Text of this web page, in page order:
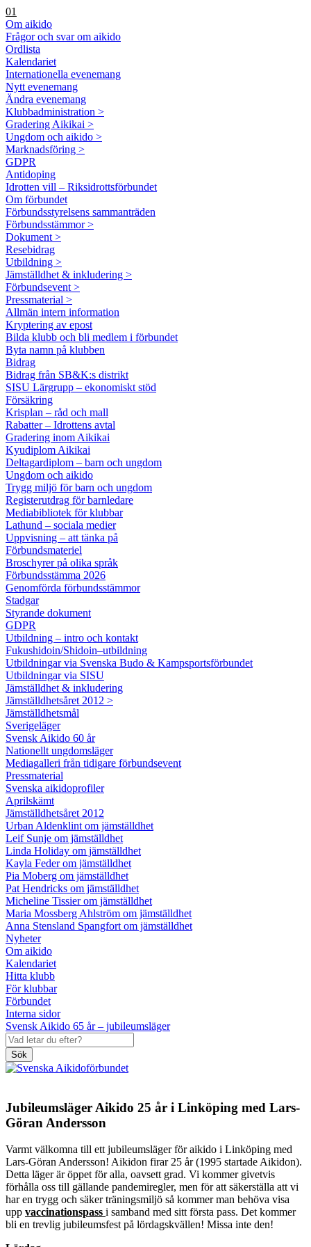
01
Om aikido
Frågor och svar om aikido
Ordlista
Kalendariet
Internationella evenemang
Nytt evenemang
Ändra evenemang
Klubbadministration >
Gradering Aikikai >
Ungdom och aikido >
Marknadsföring >
GDPR
Antidoping
Idrotten vill – Riksidrottsförbundet
Om förbundet
Förbundsstyrelsens sammanträden
Förbundsstämmor >
Dokument >
Resebidrag
Utbildning >
Jämställdhet & inkludering >
Förbundsevent >
Pressmaterial >
Allmän intern information
Kryptering av epost
Bilda klubb och bli medlem i förbundet
Byta namn på klubben
Bidrag
Bidrag från SB&K:s distrikt
SISU Lärgrupp – ekonomiskt stöd
Försäkring
Krisplan – råd och mall
Rabatter – Idrottens avtal
Gradering inom Aikikai
Kyudiplom Aikikai
Deltagardiplom – barn och ungdom
Ungdom och aikido
Trygg miljö för barn och ungdom
Registerutdrag för barnledare
Mediabibliotek för klubbar
Lathund – sociala medier
Uppvisning – att tänka på
Förbundsmateriel
Broschyrer på olika språk
Förbundsstämma 2026
Genomförda förbundsstämmor
Stadgar
Styrande dokument
GDPR
Utbildning – intro och kontakt
Fukushidoin/Shidoin–utbildning
Utbildningar via Svenska Budo & Kampsportsförbundet
Utbildningar via SISU
Jämställdhet & inkludering
Jämställdhetsåret 2012 >
Jämställdhetsmål
Sverigeläger
Svensk Aikido 60 år
Nationellt ungdomsläger
Mediagalleri från tidigare förbundsevent
Pressmaterial
Svenska aikidoprofiler
Aprilskämt
Jämställdhetsåret 2012
Urban Aldenklint om jämställdhet
Leif Sunje om jämställdhet
Linda Holiday om jämställdhet
Kayla Feder om jämställdhet
Pia Moberg om jämställdhet
Pat Hendricks om jämställdhet
Micheline Tissier om jämställdhet
Maria Mossberg Ahlström om jämställdhet
Anna Stensland Spangfort om jämställdhet
Nyheter
Om aikido
Kalendariet
Hitta klubb
För klubbar
Förbundet
Interna sidor
Svensk Aikido 65 år – jubileumsläger
Sök
Jubileumsläger Aikido 25 år i Linköping med Lars-
Göran Andersson
Varmt välkomna till ett jubileumsläger för aikido i Linköping med
Lars-Göran Andersson! Aikidon firar 25 år (1995 startade Aikidon).
Detta läger är öppet för alla, oavsett grad. Vi kommer givetvis
förhålla oss till gällande pandemiregler, men för att säkerställa att vi
har en trygg och säker träningsmiljö så kommer man behöva visa
upp vaccinationspass i samband med sitt första pass. Det kommer
bli en trevlig jubileumsfest på lördagskvällen! Missa inte den!